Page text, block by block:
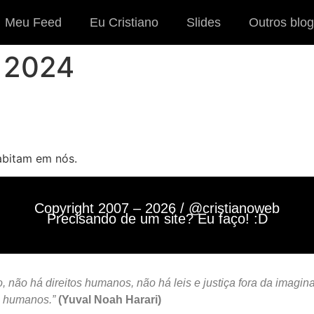
Meu Feed Eu Cristiano Slides Outros
em nós.
Copyright 2007 – 2026 / @cristianoweb
Precisando de um site? Eu faço! :D
não há direitos humanos, não há leis e justiça fora da
(Yuval Noah Harari)